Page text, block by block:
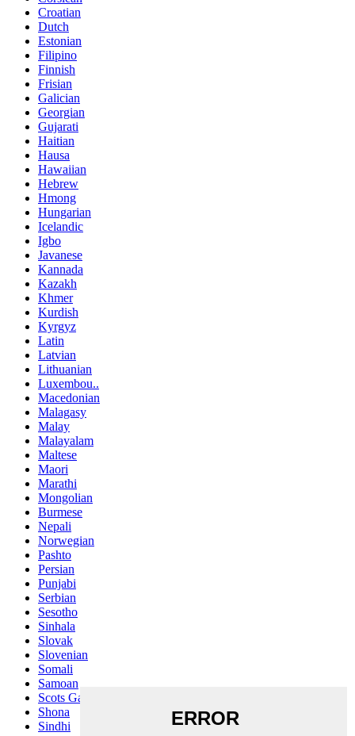
Croatian
Dutch
Estonian
Filipino
Finnish
Frisian
Galician
Georgian
Gujarati
Haitian
Hausa
Hawaiian
Hebrew
Hmong
Hungarian
Icelandic
Igbo
Javanese
Kannada
Kazakh
Khmer
Kurdish
Kyrgyz
Latin
Latvian
Lithuanian
Luxembou..
Macedonian
Malagasy
Malay
Malayalam
Maltese
Maori
Marathi
Mongolian
Burmese
Nepali
Norwegian
Pashto
Persian
Punjabi
Serbian
Sesotho
Sinhala
Slovak
Slovenian
Somali
Samoan
Scots Gaelic
Shona
Sindhi